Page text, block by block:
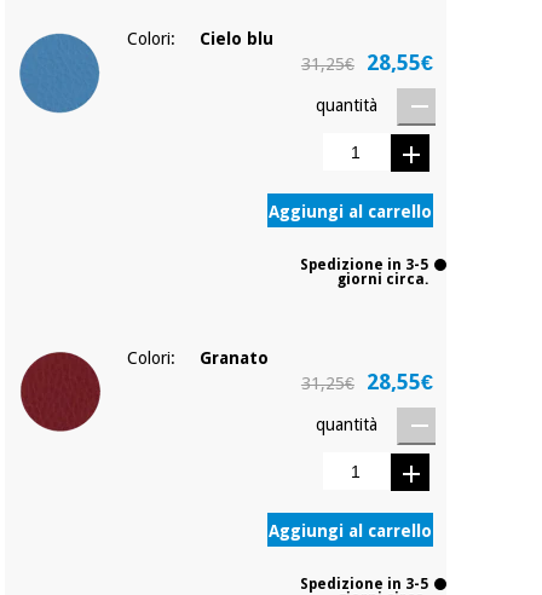
Colori:
Cielo blu
31,25€
28,55€
quantità
Aggiungi al carrello
Spedizione in 3-5
giorni circa.
Colori:
Granato
31,25€
28,55€
quantità
Aggiungi al carrello
Spedizione in 3-5